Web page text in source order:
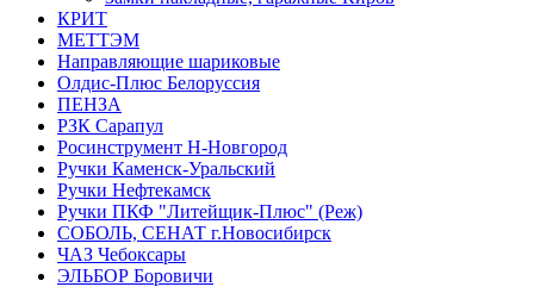
КРИТ
МЕТТЭМ
Направляющие шариковые
Олдис-Плюс Белоруссия
ПЕНЗА
РЗК Сарапул
Росинструмент Н-Новгород
Ручки Каменск-Уральский
Ручки Нефтекамск
Ручки ПКФ "Литейщик-Плюс" (Реж)
СОБОЛЬ, СЕНАТ г.Новосибирск
ЧАЗ Чебоксары
ЭЛЬБОР Боровичи